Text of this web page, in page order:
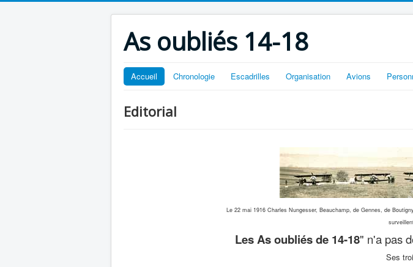
As oubliés 14-18
Accueil Chronologie Escadrilles Organisation Avions
Editorial
Le 22 mai 1916 Charles Nungesser, Beauchamp, de Gennes, de
Les As oubliés de 14-18" n'a pas
Ses